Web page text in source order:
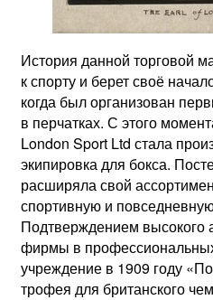
История данной торговой
к спорту и берет своё
когда был организован
в перчатках. С этого
London Sport Ltd стала
экипировка для бокса.
расширяла свой
спортивную и
Подтверждением высокого
фирмы в
учреждение в 1909 году
трофея для британского